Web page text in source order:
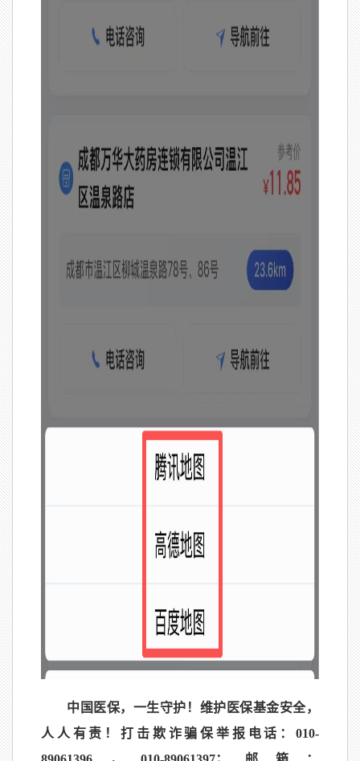
中国医保，一生守护！维护医保基金安全，
人人有责！打击欺诈骗保举报电话：010-